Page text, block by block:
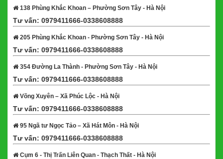
138 Phùng Khắc Khoan – Phường Sơn Tây - Hà Nội
Tư vấn: 0979411666-0338608888
205 Phùng Khắc Khoan - Phường Sơn Tây - Hà Nội
Tư vấn: 0979411666-0338608888
354 Đường La Thành - Phường Sơn Tây - Hà Nội
Tư vấn: 0979411666-0338608888
Võng Xuyên – Xã Phúc Lộc - Hà Nội
Tư vấn: 0979411666-0338608888
95 Ngã tư Ngọc Tảo – Xã Hát Môn - Hà Nội
Tư vấn: 0979411666-0338608888
Cụm 6 - Thị Trấn Liên Quan - Thạch Thất - Hà Nội